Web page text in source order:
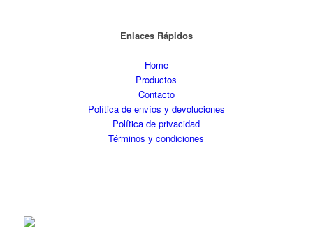
Enlaces Rápidos
Home
Productos
Contacto
Política de envíos y devoluciones
Política de privacidad
Términos y condiciones